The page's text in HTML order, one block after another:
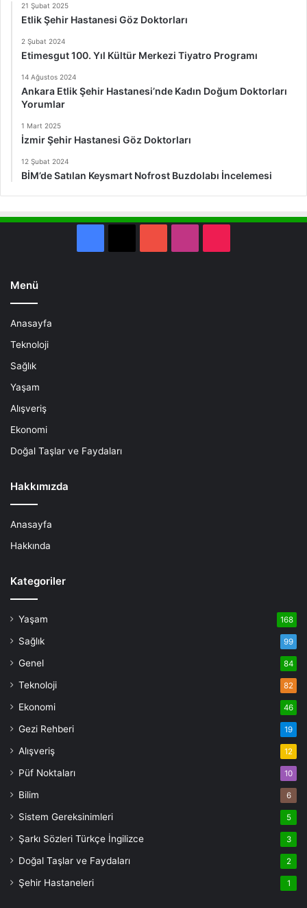
21 Şubat 2025
Etlik Şehir Hastanesi Göz Doktorları
2 Şubat 2024
Etimesgut 100. Yıl Kültür Merkezi Tiyatro Programı
14 Ağustos 2024
Ankara Etlik Şehir Hastanesi’nde Kadın Doğum Doktorları
Yorumlar
1 Mart 2025
İzmir Şehir Hastanesi Göz Doktorları
12 Şubat 2024
BİM’de Satılan Keysmart Nofrost Buzdolabı İncelemesi
Menü
Anasayfa
Teknoloji
Sağlık
Yaşam
Alışveriş
Ekonomi
Doğal Taşlar ve Faydaları
Hakkımızda
Anasayfa
Hakkında
Kategoriler
Yaşam 168
Sağlık 99
Genel 84
Teknoloji 82
Ekonomi 46
Gezi Rehberi 19
Alışveriş 12
Püf Noktaları 10
Bilim 6
Sistem Gereksinimleri 5
Şarkı Sözleri Türkçe İngilizce 3
Doğal Taşlar ve Faydaları 2
Şehir Hastaneleri 1